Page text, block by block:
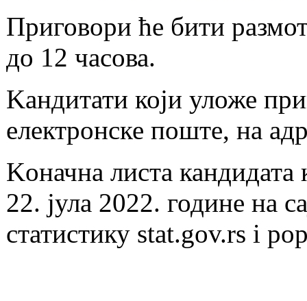
Приговори ће бити
до 12 часова.
Kандитати који уложе
електронске поште, на
Kоначна листа кандидата
22. јула 2022. године на
статистику stat.gov.rs i